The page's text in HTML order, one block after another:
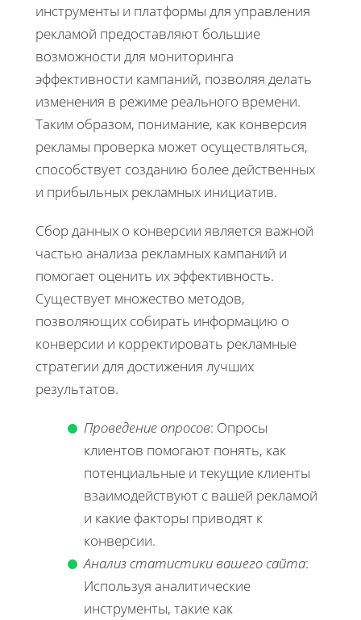
инструменты и платформы для управления
рекламой предоставляют большие
возможности для мониторинга
эффективности кампаний, позволяя делать
изменения в режиме реального времени.
Таким образом, понимание, как конверсия
рекламы проверка может осуществляться,
способствует созданию более действенных
и прибыльных рекламных инициатив.
Сбор данных о конверсии является важной
частью анализа рекламных кампаний и
помогает оценить их эффективность.
Существует множество методов,
позволяющих собирать информацию о
конверсии и корректировать рекламные
стратегии для достижения лучших
результатов.
Проведение опросов: Опросы
клиентов помогают понять, как
потенциальные и текущие клиенты
взаимодействуют с вашей рекламой
и какие факторы приводят к
конверсии.
Анализ статистики вашего сайта:
Используя аналитические
инструменты, такие как